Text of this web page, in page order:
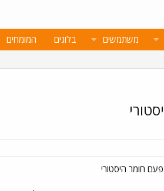
משתמשים בלוגים המומחים
חומר היסטורי